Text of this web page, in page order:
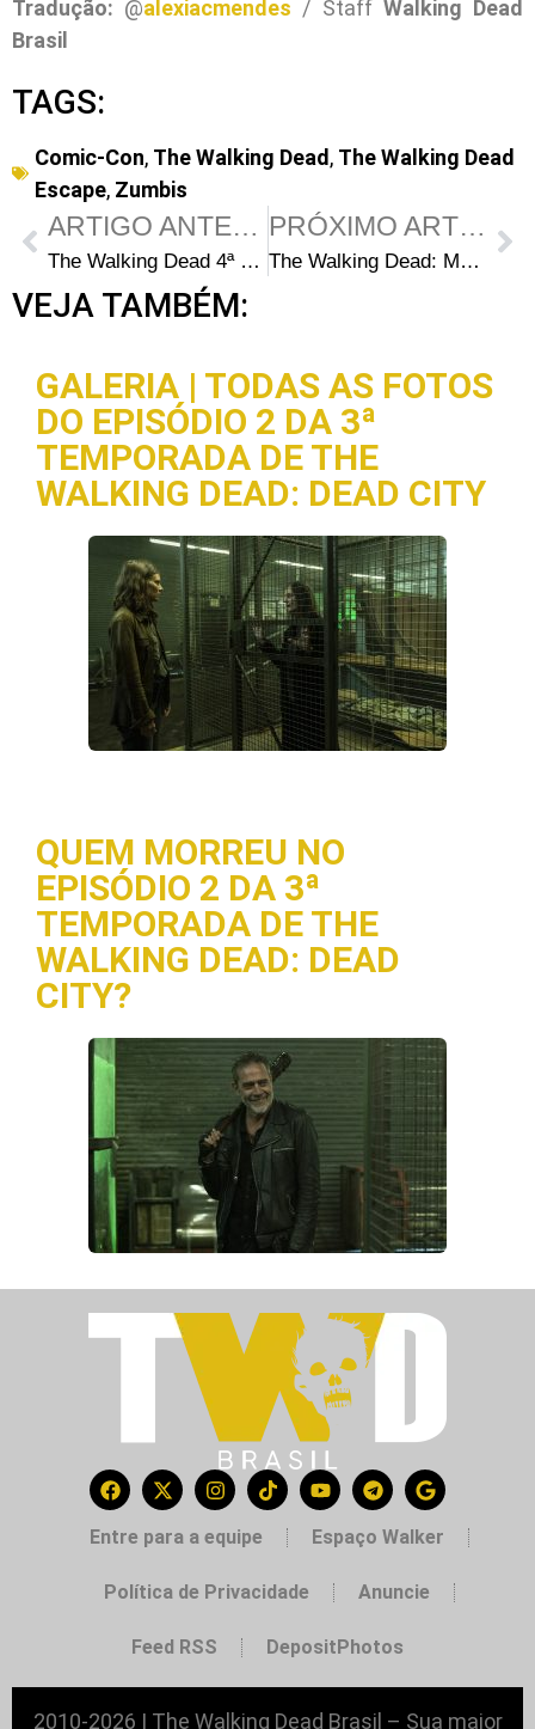
Tradução: @alexiacmendes / Staff Walking Dead
Brasil
TAGS:
Comic-Con, The Walking Dead , The Walking Dead
Escape, Zumbis
ARTIGO ANTERIOR
The Walking Dead 4ª Temporada: Flashbacks mostrando a história da origem do Governador?
PRÓXIMO ARTIGO
The Walking Dead: Mensagens escondidas no créditos de abertura
VEJA TAMBÉM:
GALERIA | TODAS AS FOTOS
DO EPISÓDIO 2 DA 3ª
TEMPORADA DE THE
WALKING DEAD: DEAD CITY
QUEM MORREU NO
EPISÓDIO 2 DA 3ª
TEMPORADA DE THE
WALKING DEAD: DEAD
CITY?
Entre para a equipe Espaço Walker
Política de Privacidade Anuncie
Feed RSS DepositPhotos
2010-2026 | The Walking Dead Brasil – Sua maior